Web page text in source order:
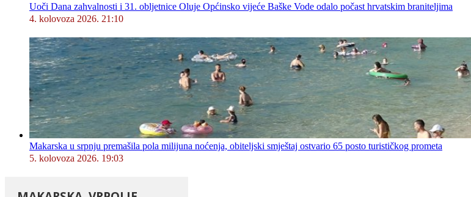
Uoči Dana zahvalnosti i 31. obljetnice Oluje Općinsko vijeće Baške Vode odalo počast hrvatskim braniteljima
4. kolovoza 2026. 21:10
Makarska u srpnju premašila pola milijuna noćenja, obiteljski smještaj ostvario 65 posto turističkog prometa
5. kolovoza 2026. 19:03